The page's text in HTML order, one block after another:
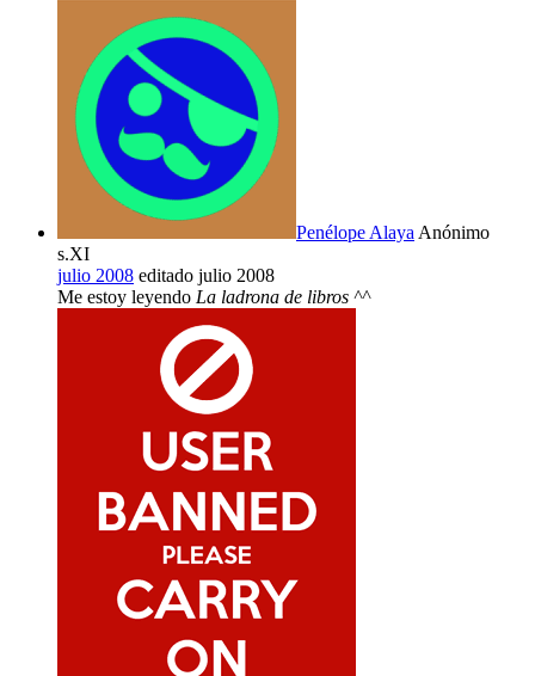
Penélope Alaya Anónimo
s.XI
julio 2008 editado julio 2008
Me estoy leyendo La ladrona de libros ^^